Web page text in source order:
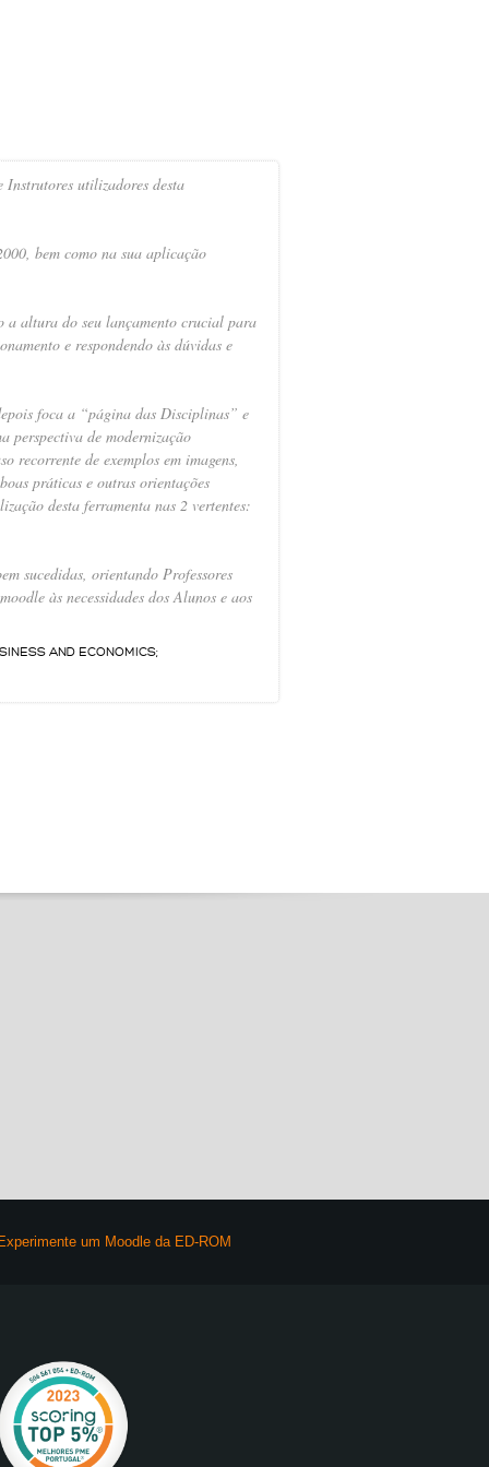
Instrutores utilizadores desta
bem como na sua aplicação
a altura do seu lançamento crucial para
e respondendo às dúvidas e
foca a “página das Disciplinas” e
perspectiva de modernização
recorrente de exemplos em imagens,
práticas e outras orientações
desta ferramenta nas 2 vertentes:
sucedidas, orientando Professores
às necessidades dos Alunos e aos
AND ECONOMICS;